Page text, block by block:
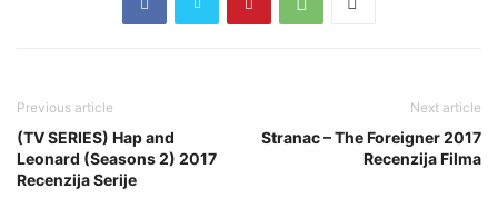
Previous article
(TV SERIES) Hap and
Leonard (Seasons 2) 2017
Recenzija Serije
Next article
Stranac – The Foreigner 2017
Recenzija Filma